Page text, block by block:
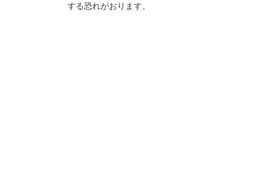
する恐れがおります。